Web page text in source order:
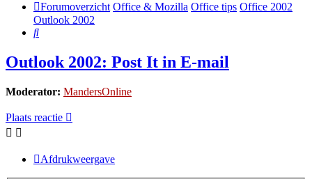
Forumoverzicht Office & Mozilla Office tips Office 2002
Outlook 2002
Zoek
Outlook 2002: Post It in E-mail
Moderator: MandersOnline
Plaats reactie
Afdrukweergave